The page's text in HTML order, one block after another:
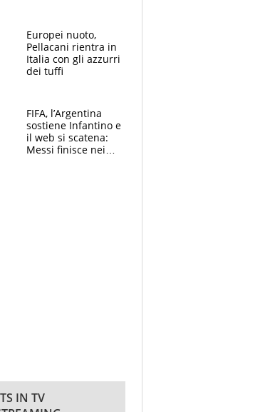
E svela la sorpresa
agli Europei
Europei nuoto,
Pellacani rientra in
Italia con gli azzurri
dei tuffi
FIFA, l’Argentina
sostiene Infantino e
il web si scatena:
Messi finisce nei
IN TV